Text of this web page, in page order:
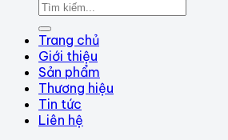
Trang chủ
Giới thiệu
Sản phẩm
Thương hiệu
Tin tức
Liên hệ